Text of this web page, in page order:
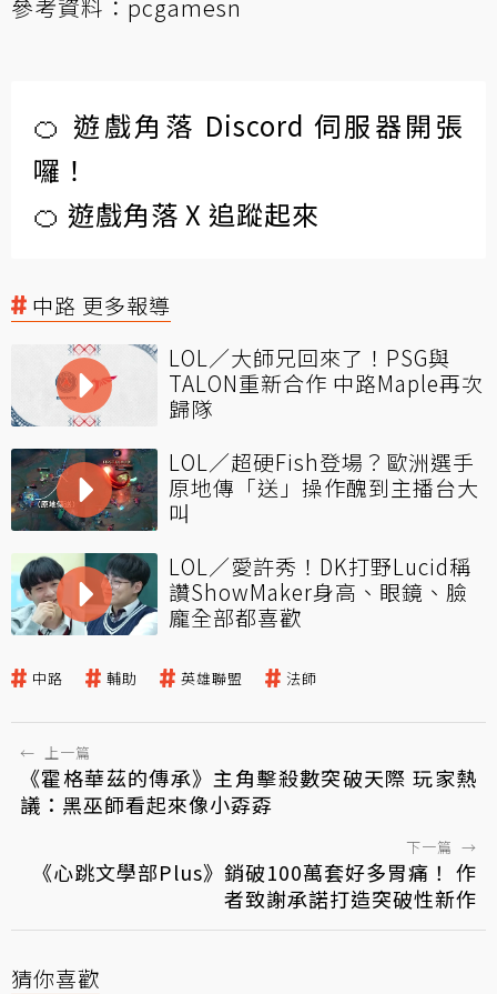
參考資料： pcgamesn
🍊 遊戲角落 Discord 伺服器開張
囉！
🍊 遊戲角落 X 追蹤起來
中路 更多報導
LOL／大師兄回來了！PSG與
TALON重新合作 中路Maple再次
歸隊
LOL／超硬Fish登場？歐洲選手
原地傳「送」操作醜到主播台大
叫
LOL／愛許秀！DK打野Lucid稱
讚ShowMaker身高、眼鏡、臉
龐全部都喜歡
中路 輔助 英雄聯盟 法師
← 上一篇
《霍格華茲的傳承》主角擊殺數突破天際 玩家熱
議：黑巫師看起來像小孬孬
下一篇 →
《心跳文學部Plus》銷破100萬套好多胃痛！ 作
者致謝承諾打造突破性新作
猜你喜歡